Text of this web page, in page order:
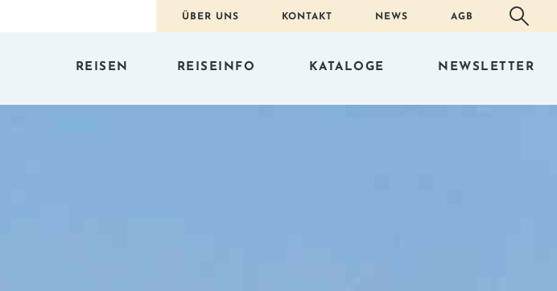
ÜBER UNS KONTAKT NEWS AGB
REISEN REISEINFO KATALOGE NEWSLETTER